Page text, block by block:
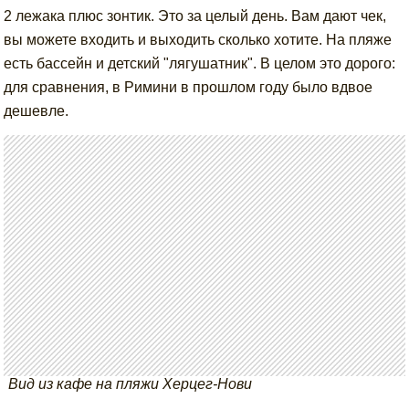
2 лежака плюс зонтик. Это за целый день. Вам дают чек,
вы можете входить и выходить сколько хотите. На пляже
есть бассейн и детский "лягушатник". В целом это дорого:
для сравнения, в Римини в прошлом году было вдвое
дешевле.
Вид из кафе на пляжи Херцег-Нови